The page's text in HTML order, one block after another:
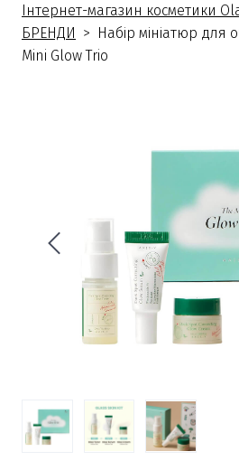
Інтернет-магазин косметики
БРЕНДИ
Набір мініатюр для
Mini Glow Trio